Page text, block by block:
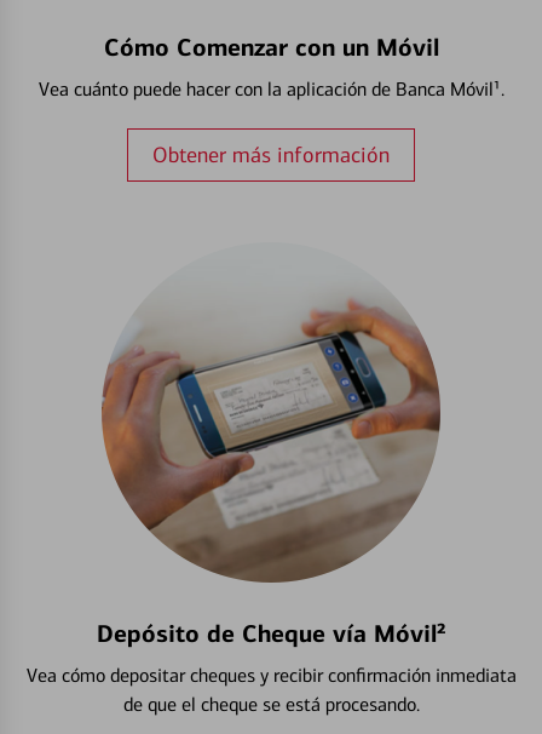
Cómo Comenzar con un Móvil
Vea cuánto puede hacer con la aplicación de Banca Móvil¹.
Obtener más información
Depósito de Cheque vía Móvil²
Vea cómo depositar cheques y recibir confirmación inmediata
de que el cheque se está procesando.